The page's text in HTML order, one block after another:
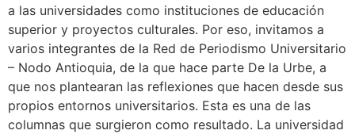
a las universidades como instituciones de educación
superior y proyectos culturales. Por eso, invitamos a
varios integrantes de la Red de Periodismo Universitario
– Nodo Antioquia, de la que hace parte De la Urbe, a
que nos plantearan las reflexiones que hacen desde sus
propios entornos universitarios. Esta es una de las
columnas que surgieron como resultado. La universidad